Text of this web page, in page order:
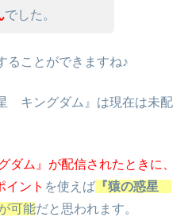
でした。
ることができますね♪
キングダム』は現在は未配
ム』が配信されたときに、
イント を使えば 『猿の惑星
可能だと思われます。